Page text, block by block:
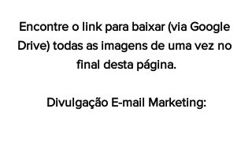
Encontre o link para baixar (via Google
Drive) todas as imagens de uma vez no
final desta página.
Divulgação E-mail Marketing: